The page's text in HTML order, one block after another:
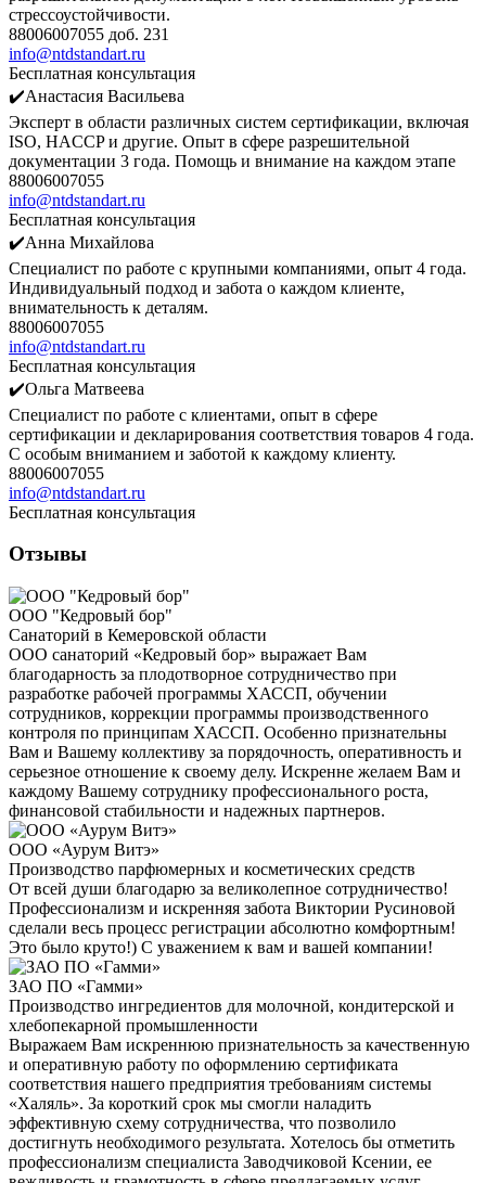
стрессоустойчивости.
88006007055 доб. 231
info@ntdstandart.ru
Бесплатная консультация
✔️Анастасия Васильева
Эксперт в области различных систем сертификации, включая
ISO, HACCP и другие. Опыт в сфере разрешительной
документации 3 года. Помощь и внимание на каждом этапе
88006007055
info@ntdstandart.ru
Бесплатная консультация
✔️Анна Михайлова
Специалист по работе с крупными компаниями, опыт 4 года.
Индивидуальный подход и забота о каждом клиенте,
внимательность к деталям.
88006007055
info@ntdstandart.ru
Бесплатная консультация
✔️Ольга Матвеева
Специалист по работе с клиентами, опыт в сфере
сертификации и декларирования соответствия товаров 4 года.
С особым вниманием и заботой к каждому клиенту.
88006007055
info@ntdstandart.ru
Бесплатная консультация
Отзывы
ООО "Кедровый бор"
Санаторий в Кемеровской области
ООО санаторий «Кедровый бор» выражает Вам
благодарность за плодотворное сотрудничество при
разработке рабочей программы ХАССП, обучении
сотрудников, коррекции программы производственного
контроля по принципам ХАССП. Особенно признательны
Вам и Вашему коллективу за порядочность, оперативность и
серьезное отношение к своему делу. Искренне желаем Вам и
каждому Вашему сотруднику профессионального роста,
финансовой стабильности и надежных партнеров.
ООО «Аурум Витэ»
Производство парфюмерных и косметических средств
От всей души благодарю за великолепное сотрудничество!
Профессионализм и искренняя забота Виктории Русиновой
сделали весь процесс регистрации абсолютно комфортным!
Это было круто!) С уважением к вам и вашей компании!
ЗАО ПО «Гамми»
Производство ингредиентов для молочной, кондитерской и
хлебопекарной промышленности
Выражаем Вам искреннюю признательность за качественную
и оперативную работу по оформлению сертификата
соответствия нашего предприятия требованиям системы
«Халяль». За короткий срок мы смогли наладить
эффективную схему сотрудничества, что позволило
достигнуть необходимого результата. Хотелось бы отметить
профессионализм специалиста Заводчиковой Ксении, ее